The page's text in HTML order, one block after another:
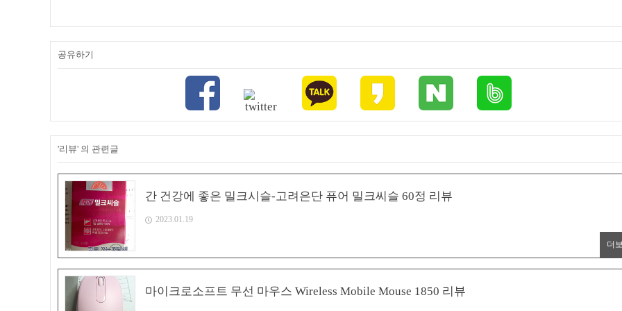
공유하기
'리뷰' 의 관련글
간 건강에 좋은 밀크시슬-고려은단 퓨어 밀크씨슬 60정 리뷰
2023.01.19
더
마이크로소프트 무선 마우스 Wireless Mobile Mouse 1850 리뷰